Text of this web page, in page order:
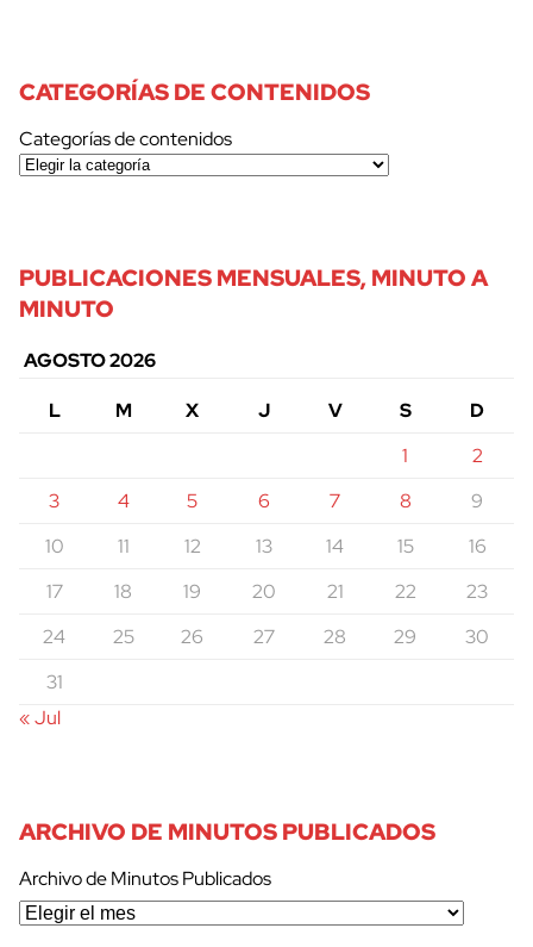
CATEGORÍAS DE CONTENIDOS
Categorías de contenidos
PUBLICACIONES MENSUALES, MINUTO A
MINUTO
AGOSTO 2026
L
M X J V S
D
1
2
3
4 5 6 7 8
9
10
11 12 13 14 15
16
17
18 19 20 21 22
23
24
25 26 27 28 29
30
31
« Jul
ARCHIVO DE MINUTOS PUBLICADOS
Archivo de Minutos Publicados